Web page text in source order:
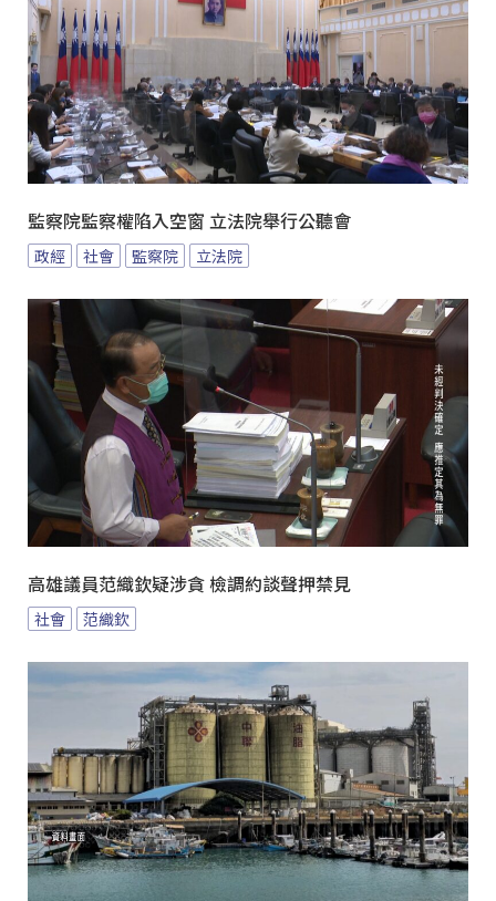
監察院監察權陷入空窗 立法院舉行公聽會
政經 社會 監察院 立法院
高雄議員范織欽疑涉貪 檢調約談聲押禁見
社會 范織欽